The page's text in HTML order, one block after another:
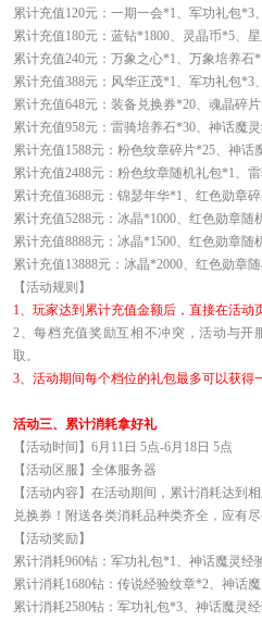
累计充值120元：一期一会*1、军功礼包*3
累计充值180元：蓝钻*1800、灵晶币*5
累计充值240元：万象之心*1、万象培养石
累计充值388元：风华正茂*1、军功礼包*3
累计充值648元：装备兑换券*20、魂晶碎
累计充值958元：雷骑培养石*30、神话魔
累计充值1588元：粉色纹章碎片*25、神
累计充值2488元：粉色纹章随机礼包*1、
累计充值3688元：锦瑟年华*1、红色勋章
累计充值5288元：冰晶*1000、红色勋章
累计充值8888元：冰晶*1500、红色勋章
累计充值13888元：冰晶*2000、红色勋章
【活动规则】
1、 玩家达到累计充值金额后，直接在活动
2、每档充值奖励互相不冲突，活动与开
取。
3、 活动期间每个档位的礼包最多可以获得
活动三、累计消耗拿好礼
【活动时间】6月11日 5点-6月18日 5点
【活动区服】全体服务器
【活动内容】在活动期间，累计消耗达到
兑换券！附送各类消耗品种类齐全，应有尽
【活动奖励】
累计消耗960钻：军功礼包*1、神话魔灵经
累计消耗1680钻：传说经验纹章*2、神话
累计消耗2580钻：军功礼包*3、神话魔灵